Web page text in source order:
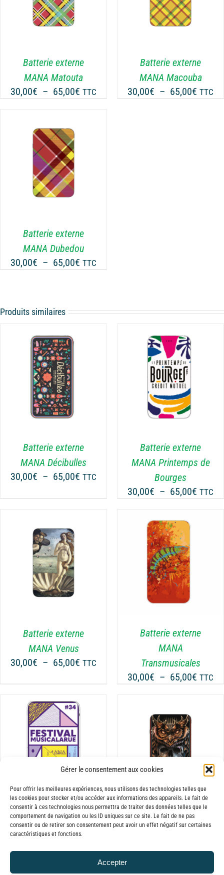
Gérer le consentement aux cookies
Pour offrir les meilleures expériences, nous utilisons des technologies telles que
les cookies pour stocker et/ou accéder aux informations des appareils. Le fait de
consentir à ces technologies nous permettra de traiter des données telles que le
comportement de navigation ou les ID uniques sur ce site. Le fait de ne pas
consentir ou de retirer son consentement peut avoir un effet négatif sur certaines
caractéristiques et fonctions.
Accepter
Batterie externe
MANA Matouta
30,00€ – 65,00€ Plage
TTC
PRODUIT
A
LES
OPTIONS
PEUVENT
ÊTRE
LA
PAGE
DU
PRODUIT
Batterie externe
MANA Macouba
30,00€ – 65,00€ Plage
TTC
Batterie externe
MANA Dubedou
30,00€ – 65,00€ Plage
à
TTC
Produits similaires
Batterie externe
MANA Décibulles
30,00€ – 65,00€ Plage
TTC
CHOIX DES OPTIONS
CE
PRODUIT
A
PLUSIEURS
LES
OPTIONS
PEUVENT
ÊTRE
PAGE
DU
PRODUIT
/ DÉTAILS
Batterie externe
MANA Printemps de
Bourges
30,00€ – 65,00€ Plage
TTC
Batterie externe
MANA Venus
30,00€ – 65,00€ Plage
à
TTC
CHOIX DES OPTIONS
CE
PRODUIT
A
LES
PEUVENT
ÊTRE
LA
PAGE
DU
PRODUIT
/ DÉTAILS
Batterie externe
MANA
Transmusicales
30,00€ – 65,00€ Plage
TTC
Batterie externe
MANA Musicalarue
CHOIX DES OPTIONS
CE
PRODUIT
PLUSIEURS
VARIATIONS.
LES
OPTIONS
PEUVENT
ÊTRE
/ DÉTAILS
Batterie externe